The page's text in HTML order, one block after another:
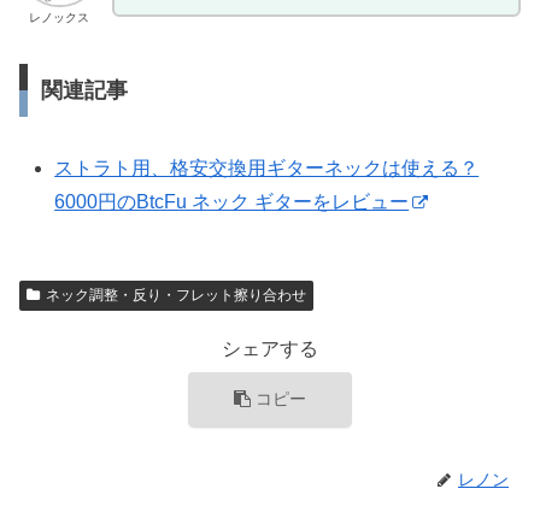
レノックス
関連記事
ストラト用、格安交換用ギターネックは使える？
6000円のBtcFu ネック ギターをレビュー
ネック調整・反り・フレット擦り合わせ
シェアする
コピー
レノン